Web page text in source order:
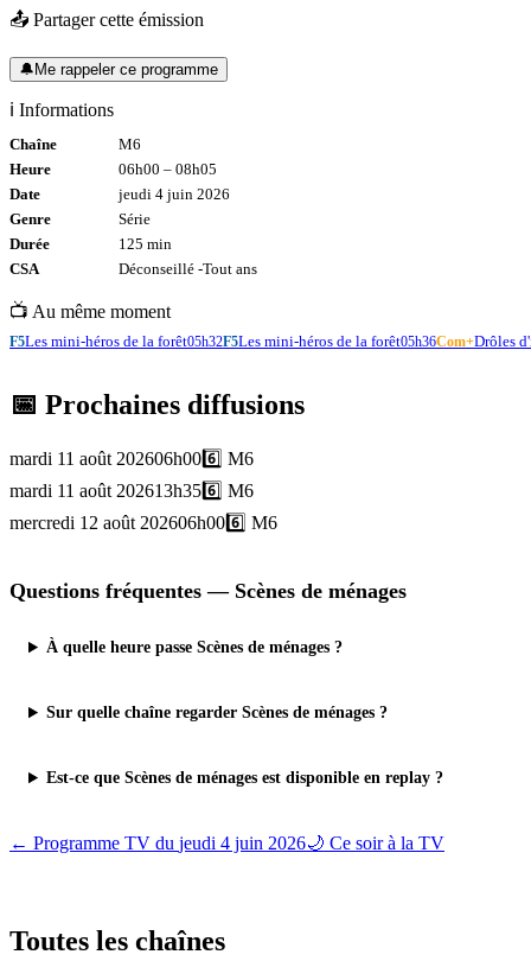
📤 Partager cette émission
🔔Me rappeler ce programme
ℹ️ Informations
Chaîne
M6
Heure
06h00 – 08h05
Date
jeudi 4 juin 2026
Genre
Série
Durée
125 min
CSA
Déconseillé -Tout ans
📺 Au même moment
F5Les mini-héros de la forêt05h32F5Les mini-héros de la forêt05h36Com+Drôles
📅 Prochaines diffusions
mardi 11 août 202606h006️⃣ M6
mardi 11 août 202613h356️⃣ M6
mercredi 12 août 202606h006️⃣ M6
Questions fréquentes — Scènes de ménages
À quelle heure passe Scènes de ménages ?
Sur quelle chaîne regarder Scènes de ménages ?
Est-ce que Scènes de ménages est disponible en replay ?
← Programme TV du jeudi 4 juin 2026🌙 Ce soir à la TV
Toutes les chaînes